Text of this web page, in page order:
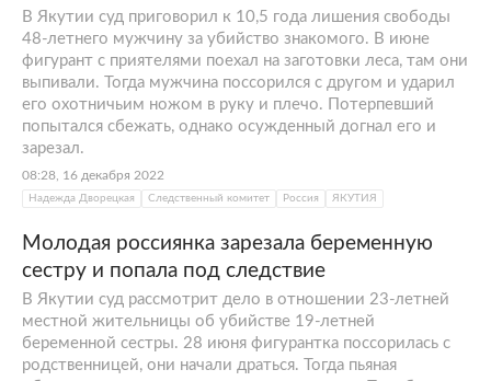
В Якутии суд приговорил к 10,5 года лишения свободы
48-летнего мужчину за убийство знакомого. В июне
фигурант с приятелями поехал на заготовки леса, там они
выпивали. Тогда мужчина поссорился с другом и ударил
его охотничьим ножом в руку и плечо. Потерпевший
попытался сбежать, однако осужденный догнал его и
зарезал.
08:28, 16 декабря 2022
Надежда Дворецкая Следственный комитет Россия ЯКУТИЯ
Молодая россиянка зарезала беременную
сестру и попала под следствие
В Якутии суд рассмотрит дело в отношении 23-летней
местной жительницы об убийстве 19-летней
беременной сестры. 28 июня фигурантка поссорилась с
родственницей, они начали драться. Тогда пьяная